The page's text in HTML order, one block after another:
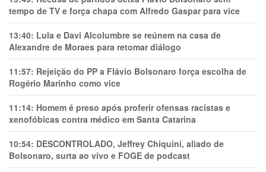
tempo de TV e força chapa com Alfredo Gaspar para vice
13:40: Lula e Davi Alcolumbre se reúnem na casa de
Alexandre de Moraes para retomar diálogo
11:57: Rejeição do PP a Flávio Bolsonaro força escolha de
Rogério Marinho como vice
11:14: Homem é preso após proferir ofensas racistas e
xenofóbicas contra médico em Santa Catarina
10:54: DESCONTROLADO, Jeffrey Chiquini, aliado de
Bolsonaro, surta ao vivo e FOGE de podcast